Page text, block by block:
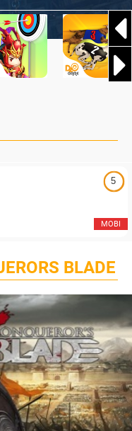
5
MOBI
BLADE